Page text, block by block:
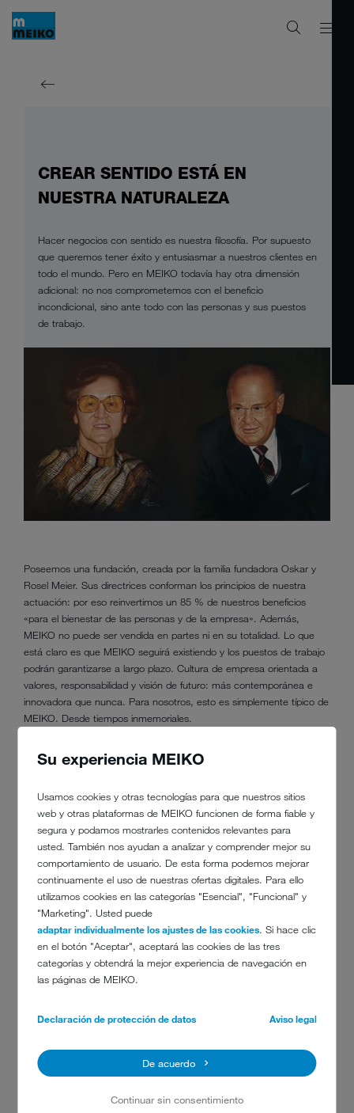
Su experiencia MEIKO
Usamos cookies y otras tecnologías para que nuestros sitios
web y otras plataformas de MEIKO funcionen de forma fiable y
segura y podamos mostrarles contenidos relevantes para
usted. También nos ayudan a analizar y comprender mejor su
comportamiento de usuario. De esta forma podemos mejorar
continuamente el uso de nuestras ofertas digitales. Para ello
utilizamos cookies en las categorías "Esencial", "Funcional" y
"Marketing". Usted puede
adaptar individualmente los ajustes de las cookies. Si hace clic
en el botón "Aceptar", aceptará las cookies de las tres
categorías y obtendrá la mejor experiencia de navegación en
las páginas de MEIKO.
Declaración de protección de datos Aviso legal
De acuerdo
Continuar sin consentimiento
CREAR SENTIDO ESTÁ EN
NUESTRA NATURALEZA
Hacer negocios con sentido es nuestra filosofía. Por supuesto
que queremos tener éxito y entusiasmar a nuestros clientes en
todo el mundo. Pero en MEIKO todavía hay otra dimensión
adicional: no nos comprometemos con el beneficio
incondicional, sino ante todo con las personas y sus puestos
de trabajo.
Poseemos una fundación, creada por la familia fundadora Oskar y
Rosel Meier. Sus directrices conforman los principios de nuestra
actuación: por eso reinvertimos un 85 % de nuestros beneficios
«para el bienestar de las personas y de la empresa». Además,
MEIKO no puede ser vendida en partes ni en su totalidad. Lo que
está claro es que MEIKO seguirá existiendo y los puestos de trabajo
podrán garantizarse a largo plazo. Cultura de empresa orientada a
valores, responsabilidad y visión de futuro: más contemporánea e
innovadora que nunca. Para nosotros, esto es simplemente típico de
MEIKO. Desde tiempos inmemoriales.
VALORES
Ya en los años 60 del último siglo, Oskar Meier y su mujer Rosel
reflexionaban sobre el futuro de su empresa. Ellos tuvieron la idea de
la fundación para continuar con MEIKO sin que se pudiera ver
afectada por intereses personales, eventuales disputas por la
herencia o inversores anónimos. Ya que ellos consideraban sus
«fábricas de MEIKO no solo como una institución económica sino
también como una institución social». La protección de los puestos
de trabajo, el aseguramiento de la sede y un saludable desarrollo
empresarial se han convertido en unas constantes inamovibles de la
algunas cosas siguen siendo iguales. Sencillamente bueno.